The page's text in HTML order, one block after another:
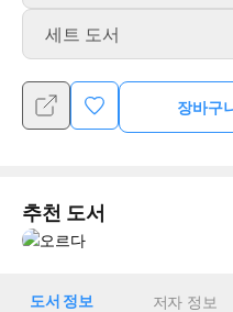
세트 도서
장바구
추천 도서
도서 정보 저자 정보